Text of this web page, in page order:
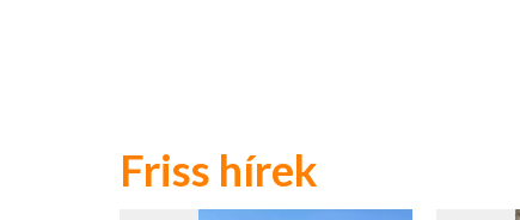
Friss hírek